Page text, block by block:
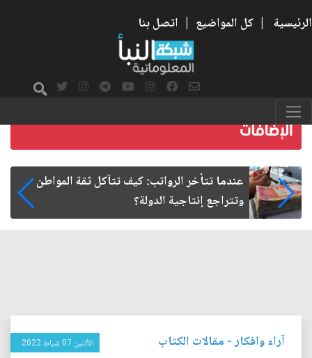
الرئيسية | كل المواضيع | اتصل بنا
صمت الطريق بعد الأربعين
آراء وافكار- مقالات الكتاب الأثنين 07 شباط 2022